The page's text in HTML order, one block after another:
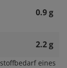
0.9 g
2.2 g
eines